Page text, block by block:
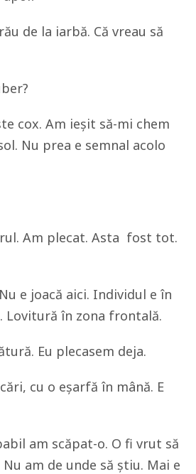
de la iarbă. Că vreau să
cox. Am ieșit să-mi chem
Nu prea e semnal acolo
Am plecat. Asta fost tot.
e joacă aici. Individul e în
Lovitură în zona frontală.
Eu plecasem deja.
cu o eșarfă în mână. E
am scăpat-o. O fi vrut să
am de unde să știu. Mai e